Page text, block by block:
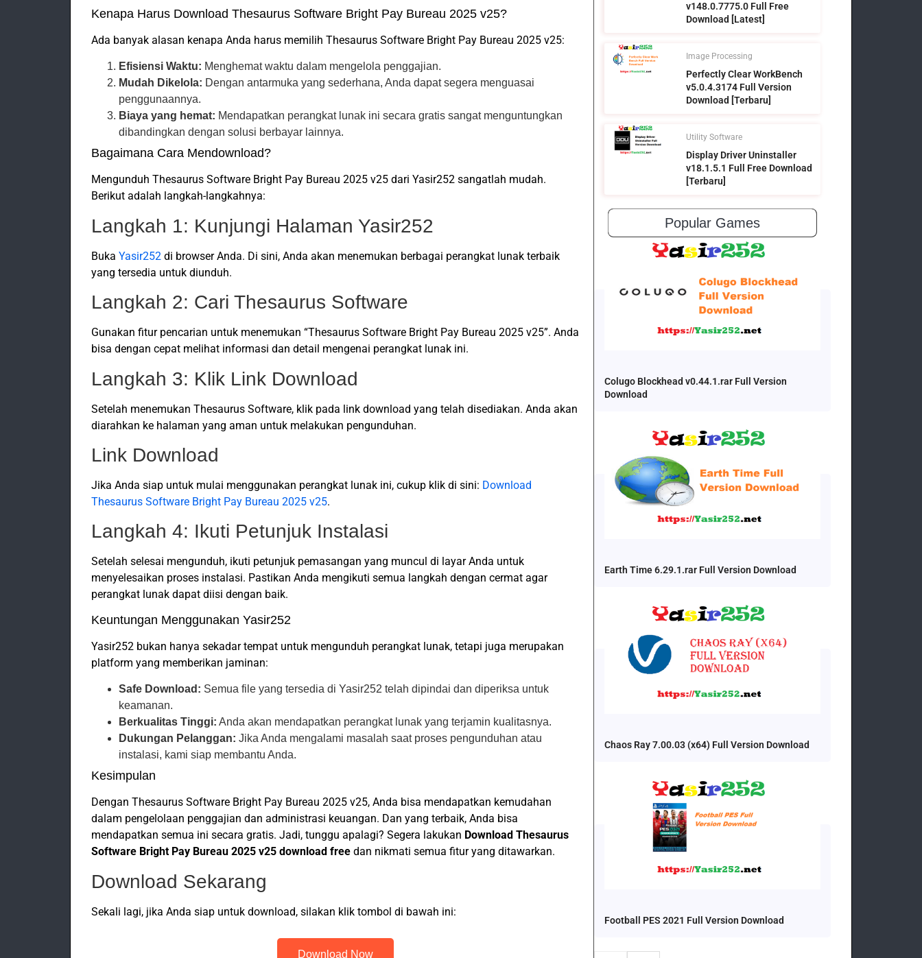
Kenapa Harus Download Thesaurus Software Bright Pay Bureau 2025 v25?
Ada banyak alasan kenapa Anda harus memilih Thesaurus Software Bright Pay Bureau 2025 v25:
Efisiensi Waktu: Menghemat waktu dalam mengelola penggajian.
Mudah Dikelola: Dengan antarmuka yang sederhana, Anda dapat segera menguasai
penggunaannya.
Biaya yang hemat: Mendapatkan perangkat lunak ini secara gratis sangat menguntungkan
dibandingkan dengan solusi berbayar lainnya.
Bagaimana Cara Mendownload?
Mengunduh Thesaurus Software Bright Pay Bureau 2025 v25 dari Yasir252 sangatlah mudah.
Berikut adalah langkah-langkahnya:
Langkah 1: Kunjungi Halaman Yasir252
Buka Yasir252 di browser Anda. Di sini, Anda akan menemukan berbagai perangkat lunak terbaik
yang tersedia untuk diunduh.
Langkah 2: Cari Thesaurus Software
Gunakan fitur pencarian untuk menemukan “Thesaurus Software Bright Pay Bureau 2025 v25”. Anda
bisa dengan cepat melihat informasi dan detail mengenai perangkat lunak ini.
Langkah 3: Klik Link Download
Setelah menemukan Thesaurus Software, klik pada link download yang telah disediakan. Anda akan
diarahkan ke halaman yang aman untuk melakukan pengunduhan.
Link Download
Jika Anda siap untuk mulai menggunakan perangkat lunak ini, cukup klik di sini: Download
Thesaurus Software Bright Pay Bureau 2025 v25.
Langkah 4: Ikuti Petunjuk Instalasi
Setelah selesai mengunduh, ikuti petunjuk pemasangan yang muncul di layar Anda untuk
menyelesaikan proses instalasi. Pastikan Anda mengikuti semua langkah dengan cermat agar
perangkat lunak dapat diisi dengan baik.
Keuntungan Menggunakan Yasir252
Yasir252 bukan hanya sekadar tempat untuk mengunduh perangkat lunak, tetapi juga merupakan
platform yang memberikan jaminan:
Safe Download: Semua file yang tersedia di Yasir252 telah dipindai dan diperiksa untuk
keamanan.
Berkualitas Tinggi: Anda akan mendapatkan perangkat lunak yang terjamin kualitasnya.
Dukungan Pelanggan: Jika Anda mengalami masalah saat proses pengunduhan atau
instalasi, kami siap membantu Anda.
Kesimpulan
Dengan Thesaurus Software Bright Pay Bureau 2025 v25, Anda bisa mendapatkan kemudahan
dalam pengelolaan penggajian dan administrasi keuangan. Dan yang terbaik, Anda bisa
mendapatkan semua ini secara gratis. Jadi, tunggu apalagi? Segera lakukan Download Thesaurus
Software Bright Pay Bureau 2025 v25 download free dan nikmati semua fitur yang ditawarkan.
Download Sekarang
Sekali lagi, jika Anda siap untuk download, silakan klik tombol di bawah ini:
Download Now
v148.0.7775.0 Full Free
Download [Latest]
Image Processing
Perfectly Clear WorkBench
v5.0.4.3174 Full Version
Download [Terbaru]
Utility Software
Display Driver Uninstaller
v18.1.5.1 Full Free Download
[Terbaru]
Popular Games
Colugo Blockhead v0.44.1.rar Full Version
Download
Earth Time 6.29.1.rar Full Version Download
Chaos Ray 7.00.03 (x64) Full Version Download
Football PES 2021 Full Version Download